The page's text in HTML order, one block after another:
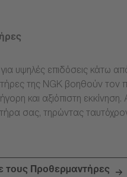
υψηλές επιδόσεις κάτω
της NGK βοηθούν τον
και αξιόπιστη
σας, τηρώντας
τους Προθερμαντήρες